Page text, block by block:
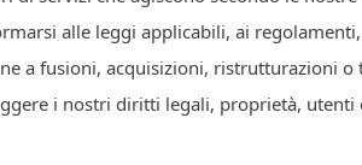
alle leggi applicabili, ai
a fusioni, acquisizioni, ristrutturazioni
i nostri diritti legali, proprietà, utenti